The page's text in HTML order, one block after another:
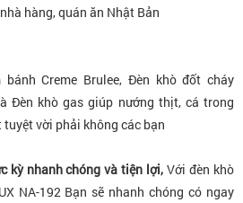
hàng, quán ăn Nhật Bản
Creme Brulee, Đèn khò đốt cháy
Đèn khò gas giúp nướng thịt, cá trong
vời phải không các bạn
kỳ nhanh chóng và tiện lợi, Với đèn khò
NA-192 Bạn sẽ nhanh chóng có ngay